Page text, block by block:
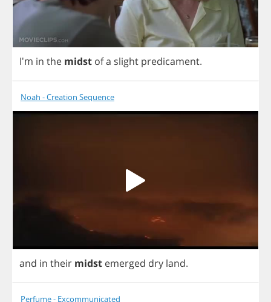
I'm in the midst ofa slight predicament.
Noah - Creation Sequence
and in their midst emerged dry land.
Perfume - Excommunicated